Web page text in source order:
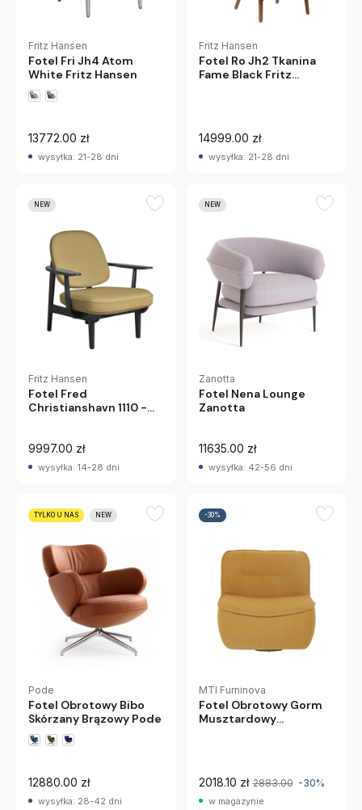
Fritz Hansen
Fotel Fri Jh4 Atom
White Fritz Hansen
13772.00 zł
wysyłka: 21-28 dni
Fritz Hansen
Fotel Ro Jh2 Tkanina
Fame Black Fritz
14999.00 zł
wysyłka: 21-28 dni
NEW
Fritz Hansen
Fotel Fred
Christianshavn 1110 -
9997.00 zł
wysyłka: 14-28 dni
NEW
Zanotta
Fotel Nena Lounge
Zanotta
11635.00 zł
wysyłka: 42-56 dni
TYLKO U NAS NEW
Pode
Fotel Obrotowy Bibo
Skórzany Brązowy Pode
12880.00 zł
wysyłka: 28-42 dni
-30%
MTI Furninova
Fotel Obrotowy Gorm
Musztardowy
2018.10 zł 2883.00 -30%
w magazynie